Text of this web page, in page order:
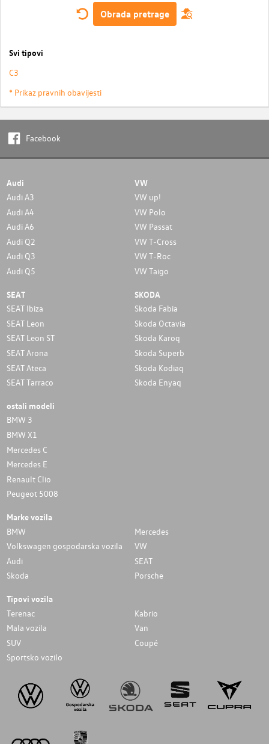
Obrada pretrage
Svi tipovi
C3
* Prikaz pravnih obavijesti
Facebook
Audi
Audi A3
Audi A4
Audi A6
Audi Q2
Audi Q3
Audi Q5
VW
VW up!
VW Polo
VW Passat
VW T-Cross
VW T-Roc
VW Taigo
SEAT
SEAT Ibiza
SEAT Leon
SEAT Leon ST
SEAT Arona
SEAT Ateca
SEAT Tarraco
SKODA
Skoda Fabia
Skoda Octavia
Skoda Karoq
Skoda Superb
Skoda Kodiaq
Skoda Enyaq
ostali modeli
BMW 3
BMW X1
Mercedes C
Mercedes E
Renault Clio
Peugeot 5008
Marke vozila
BMW
Mercedes
Volkswagen gospodarska vozila
VW
Audi
SEAT
Skoda
Porsche
Tipovi vozila
Terenac
Kabrio
Mala vozila
Van
SUV
Coupé
Sportsko vozilo